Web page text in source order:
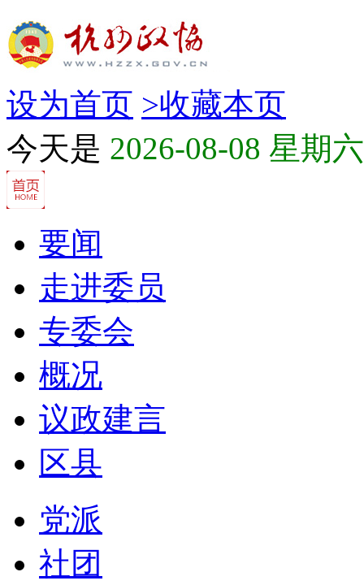
设为首页 >收藏本页
今天是 2026-08-08 星期六
要闻
走进委员
专委会
概况
议政建言
区县
党派
社团